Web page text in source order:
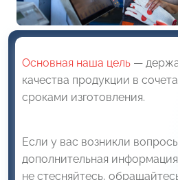
Основная наша цель —
качества продукции в
сроками изготовления.
Если у вас возникли
дополнительная
не стесняйтесь,